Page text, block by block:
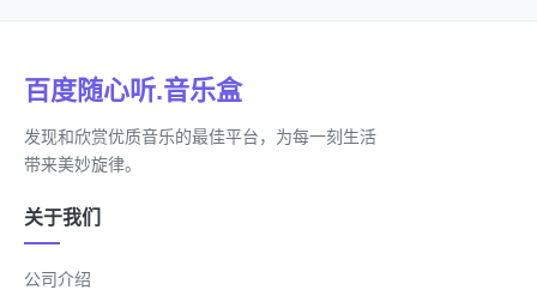
无线网
You don't know
或许是
I don‘t know
百度随心听.音乐盒
发现和欣赏优质音乐的最佳平台，为每一刻生活
带来美妙旋律。
关于我们
公司介绍